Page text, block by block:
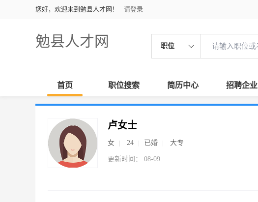
您好，欢迎来到勉县人才网！ 请登录
勉县人才网 职位
首页 职位搜索 简历中心 招聘企业
卢女士
女 24 已婚 大专
更新时间： 08-09